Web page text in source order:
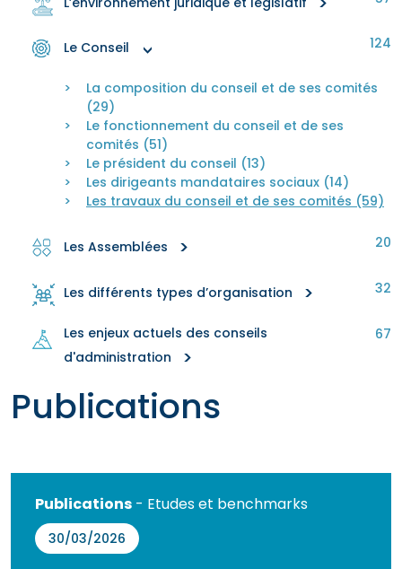
Le Conseil > 124
La composition du conseil et de ses comités
(29)
Le fonctionnement du conseil et de ses
comités (51)
Le président du conseil (13)
Les dirigeants mandataires sociaux (14)
Les travaux du conseil et de ses comités (59)
Les Assemblées > 20
Les différents types d’organisation > 32
Les enjeux actuels des conseils
d'administration
>
67
Publications
Publications- Etudes et benchmarks
30/03/2026